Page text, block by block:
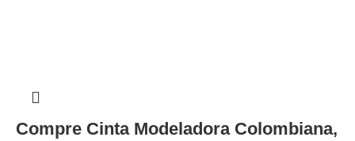
Compre Cinta Modeladora Colombiana,